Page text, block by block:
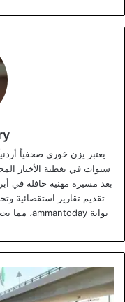
سنوات في تغطية الأخبار
بعد مسيرة مهنية حافلة في
تقديم تقارير استقصائية
بوابة ammantoday، مما يجعله مصدراً معتمداً وموثوقاً للمعلومات الدقيقة.
استشهاد
ثلاثة